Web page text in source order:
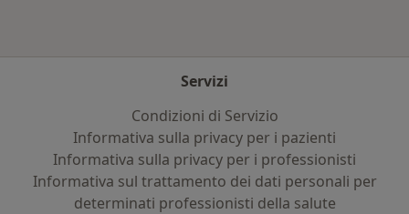
Servizi
Condizioni di Servizio
Informativa sulla privacy per i pazienti
Informativa sulla privacy per i professionisti
Informativa sul trattamento dei dati personali per
determinati professionisti della salute